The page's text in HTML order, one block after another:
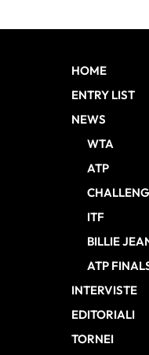
HOME
ENTRY LIST
NEWS
WTA
ATP
ITF
BILLIE
ATP
INTERVISTE
EDITORIALI
TORNEI